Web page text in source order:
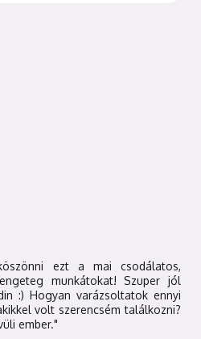
ezt a mai csodálatos,
munkátokat! Szuper jól
:) Hogyan varázsoltatok ennyi
volt szerencsém találkozni?
ember."